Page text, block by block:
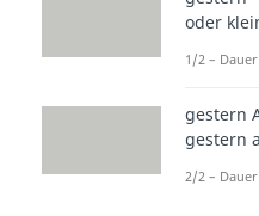
elden?
Dauer:
oder
1/2 –
gestern
gestern
2/2 –